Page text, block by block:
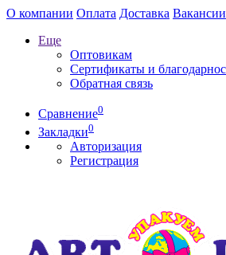
О компании Оплата Доставка Вакансии
Еще
Оптовикам
Сертификаты и
Обратная связь
Сравнение0
Закладки0
Авторизация
Регистрация